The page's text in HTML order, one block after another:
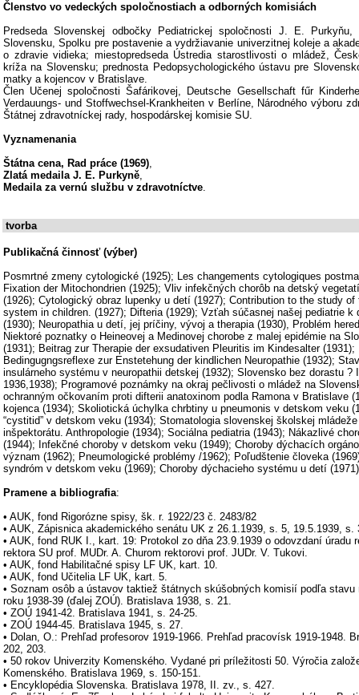
Členstvo vo vedeckých spoločnostiach a odborných komisiách
Predseda Slovenskej odbočky Pediatrickej spoločnosti J. E. Purkyňu,
Slovensku, Spolku pre postavenie a vydržiavanie univerzitnej koleje a
o zdravie vidieka; miestopredseda Ústredia starostlivosti o mládež,
kríža na Slovensku; prednosta Pedopsychologického ústavu pre
matky a kojencov v Bratislave.
Člen Učenej spoločnosti Šafárikovej, Deutsche Gesellschaft fűr
Verdauungs- und Stoffwechsel-Krankheiten v Berlíne, Národného výboru
Štátnej zdravotníckej rady, hospodárskej komisie SU.
Vyznamenania
Štátna cena, Rad práce (1969),
Zlatá medaila J. E. Purkyně,
Medaila za vernú službu v zdravotníctve.
tvorba
Publikačná činnosť (výber)
Posmrtné zmeny cytologické (1925); Les changements cytologiques
Fixation der Mitochondrien (1925); Vliv infekčných chorôb na detský
(1926); Cytologický obraz lupenky u detí (1927); Contribution to the study of
system in children. (1927); Difteria (1929); Vzťah súčasnej našej pediatrie
(1930); Neuropathia u detí, jej príčiny, vývoj a therapia (1930), Problém
Niektoré poznatky o Heineovej a Medinovej chorobe z malej epidémie na
(1931); Beitrag zur Therapie der exsudativen Pleuritis im Kindesalter (1931);
Bedingugngsreflexe zur Enstetehung der kindlichen Neuropathie (1932);
insulárneho systému v neuropathii detskej (1932); Slovensko bez dorastu ?
1936,1938); Programové poznámky na okraj pečlivosti o mládež na
ochranným očkovaním proti difterii anatoxinom podla Ramona v Bratislave
kojenca (1934); Skoliotická úchylka chrbtiny u pneumonis v detskom veku
“cystitid” v detskom veku (1934); Stomatologia slovenskej školskej
inšpektorátu. Anthropologie (1934); Sociálna pediatria (1943); Nákazlivé
(1944); Infekčné choroby v detskom veku (1949); Choroby dýchacích
význam (1962); Pneumologické problémy /1962); Poľudštenie človeka
syndróm v detskom veku (1969); Choroby dýchacieho systému u detí
Pramene a bibliografia:
• AUK, fond Rigorózne spisy, šk. r. 1922/23 č. 2483/82
• AUK, Zápisnica akademického senátu UK z 26.1.1939, s. 5, 19.5.1939, s.
• AUK, fond RUK I., kart. 19: Protokol zo dňa 23.9.1939 o odovzdaní úradu
rektora SU prof. MUDr. A. Churom rektorovi prof. JUDr. V. Tukovi.
• AUK, fond Habilitačné spisy LF UK, kart. 10.
• AUK, fond Učitelia LF UK, kart. 5.
• Soznam osôb a ústavov taktiež štátnych skúšobných komisií podľa stavu
roku 1938-39 (ďalej ZOÚ). Bratislava 1938, s. 21.
• ZOÚ 1941-42. Bratislava 1941, s. 24-25.
• ZOÚ 1944-45. Bratislava 1945, s. 27.
• Dolan, O.: Prehľad profesorov 1919-1966. Prehľad pracovísk 1919-1948.
202, 203.
• 50 rokov Univerzity Komenského. Vydané pri príležitosti 50. Výročia
Komenského. Bratislava 1969, s. 150-151.
• Encyklopédia Slovenska. Bratislava 1978, II. zv., s. 427.